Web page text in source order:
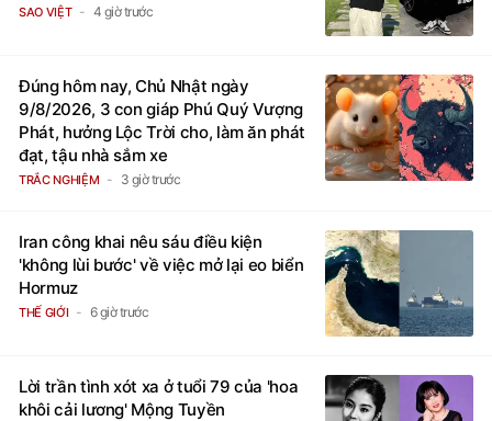
SAO VIỆT 4 giờ trước
Đúng hôm nay, Chủ Nhật ngày
9/8/2026, 3 con giáp Phú Quý Vượng
Phát, hưởng Lộc Trời cho, làm ăn phát
đạt, tậu nhà sắm xe
TRẮC NGHIỆM 3 giờ trước
Iran công khai nêu sáu điều kiện
'không lùi bước' về việc mở lại eo biển
Hormuz
THẾ GIỚI 6 giờ trước
Lời trần tình xót xa ở tuổi 79 của 'hoa
khôi cải lương' Mộng Tuyền